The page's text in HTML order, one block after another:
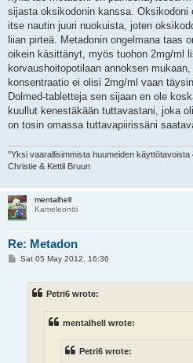
sijasta oksikodonin kanssa. Oksikodoni
itse nautin juuri nuokuista, joten
liian pirteä. Metadonin ongelmana taas
oikein käsittänyt, myös tuohon 2mg/ml
korvaushoitopotilaan annoksen
konsentraatio ei olisi 2mg/ml vaan
Dolmed-tabletteja sen sijaan en ole
kuullut kenestäkään tuttavastani, joka
on tosin omassa tuttavapiirissäni
"Yksi vaarallisimmista huumeiden käyttötavoista
Christie & Kettil Bruun
mentalhell
Kameleontti
Re: Metadon
PSat 05 May 2012, 16:36
Petri6 wrote:
mentalhell wrote:
Petri6 wrote: